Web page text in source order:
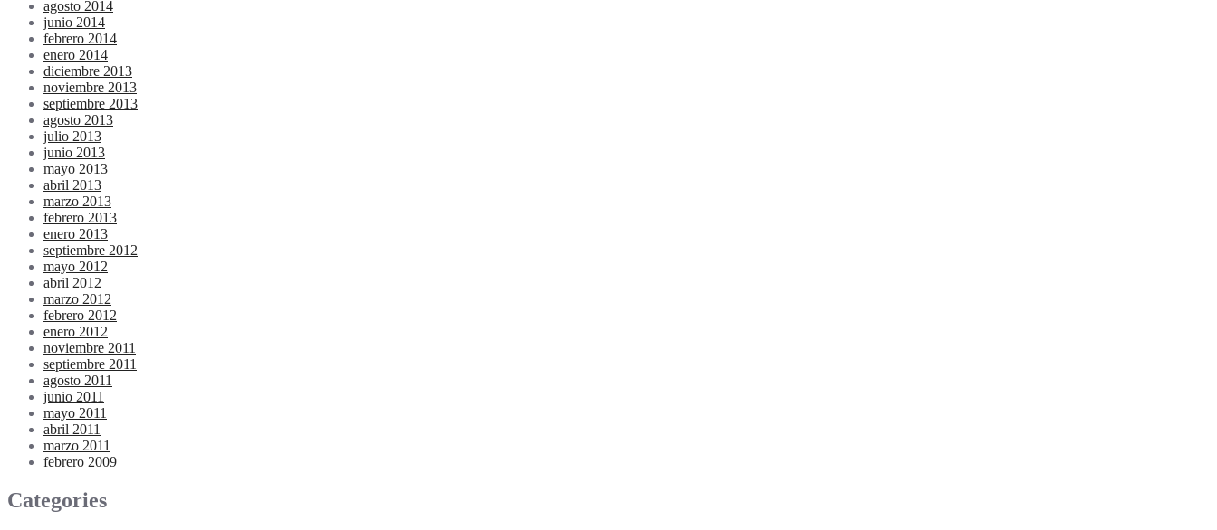
agosto 2014
junio 2014
febrero 2014
enero 2014
diciembre 2013
noviembre 2013
septiembre 2013
agosto 2013
julio 2013
junio 2013
mayo 2013
abril 2013
marzo 2013
febrero 2013
enero 2013
septiembre 2012
mayo 2012
abril 2012
marzo 2012
febrero 2012
enero 2012
noviembre 2011
septiembre 2011
agosto 2011
junio 2011
mayo 2011
abril 2011
marzo 2011
febrero 2009
Categories